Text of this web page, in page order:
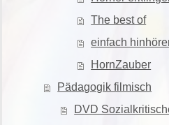
The best of
einfach
HornZauber
Pädagogik filmisch
DVD